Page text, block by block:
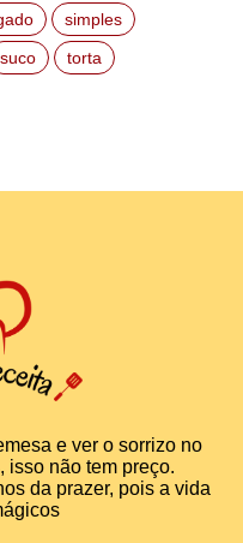
simples
suco torta
e ver o sorrizo no
isso não tem preço.
da prazer, pois a vida